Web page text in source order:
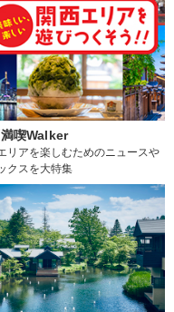
喫Walker
リアを楽しむためのニュースや
クスを大特集